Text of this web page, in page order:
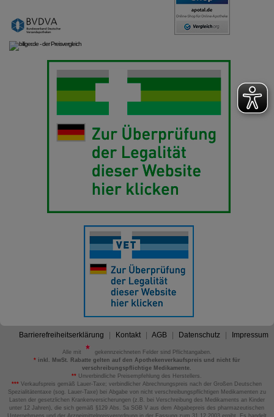
Barrierefreiheitserklärung Kontakt AGB Datenschutz Impressum
Alle mit
gekennzeichneten Felder sind Pflichtangaben.
*inkl. MwSt. Rabatte gelten auf den Apothekenverkaufspreis und nicht für
verschreibungspflichtige Medikamente.
** Unverbindliche Preisempfehlung des Herstellers.
*** Verkaufspreis gemäß Lauer-Taxe; verbindlicher Abrechnungspreis nach der Großen Deutschen
Spezialitätentaxe (sog. Lauer-Taxe) bei Abgabe von nicht verschreibungspflichtigen Medikamenten zu
Lasten der gesetzlichen Krankenversicherungen (z.B. bei Verschreibung des Medikaments an Kinder
unter 12 Jahren), die sich gemäß §129 Abs. 5a SGB V aus dem Abgabepreis des pharmazeutischen